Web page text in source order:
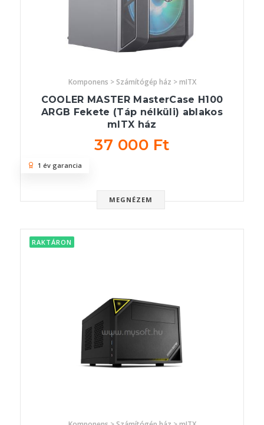
Komponens > Számítógép ház > mITX
COOLER MASTER MasterCase H100
ARGB Fekete (Táp nélküli) ablakos
mITX ház
37 000 Ft
MEGNÉZEM
1 év garancia
RAKTÁRON